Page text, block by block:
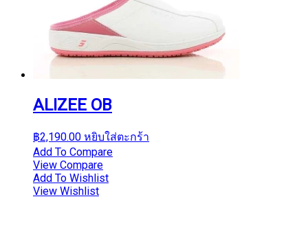
ALIZEE OB
฿2,190.00 หยิบใส่ตะกร้า
Add To Compare
View Compare
Add To Wishlist
View Wishlist